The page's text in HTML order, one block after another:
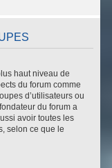
haut niveau de
du forum comme
d’utilisateurs ou
du forum a
avoir toutes les
selon ce que le